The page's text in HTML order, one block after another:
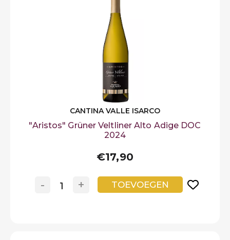
CANTINA VALLE ISARCO
"Aristos" Grüner Veltliner Alto Adige DOC
2024
€17,90
+
- TOEVOEGEN